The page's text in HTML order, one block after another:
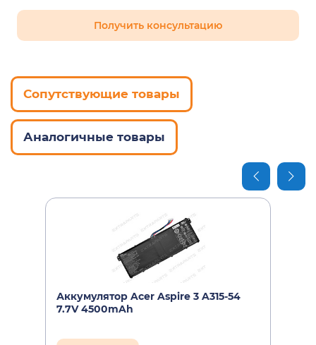
Получить консультацию
Сопутствующие товары
Аналогичные товары
Аккумулятор Acer Aspire 3 A315-54
7.7V 4500mAh